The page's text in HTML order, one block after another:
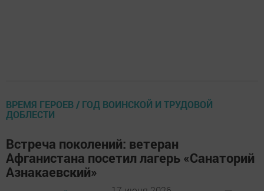
ВРЕМЯ ГЕРОЕВ / ГОД ВОИНСКОЙ И ТРУДОВОЙ
ДОБЛЕСТИ
Встреча поколений: ветеран
Афганистана посетил лагерь «Санаторий
Азнакаевский»